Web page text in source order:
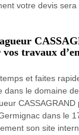
votre devis sera
vos travaux
et faites
dans le domaine
dans le
son site